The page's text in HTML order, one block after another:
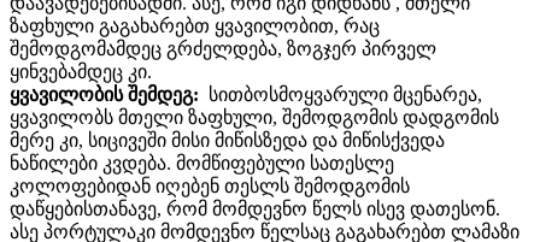
ზაფხული გაგახარებთ ყვავილობით, რაც
შემოდგომამდეც გრძელდება, ზოგჯერ პირველ
ყინვებამდეც კი.
ყვავილობის შემდეგ: სითბოსმოყვარული მცენარეა,
ყვავილობს მთელი ზაფხული, შემოდგომის დადგომის
მერე კი, სიცივეში მისი მიწისზედა და მიწისქვედა
ნაწილები კვდება. მომწიფებული სათესლე
კოლოფებიდან იღებენ თესლს შემოდგომის
დაწყებისთანავე, რომ მომდევნო წელს ისევ დათესონ.
ასე პორტულაკი მომდევნო წელსაც გაგახარებთ ლამაზი